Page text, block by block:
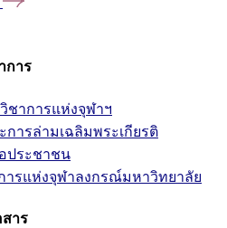
การ
ชาการแห่งจุฬาฯ
ารล่ามเฉลิมพระเกียรติ
ประชาชน
ารแห่งจุฬาลงกรณ์มหาวิทยาลัย
าร